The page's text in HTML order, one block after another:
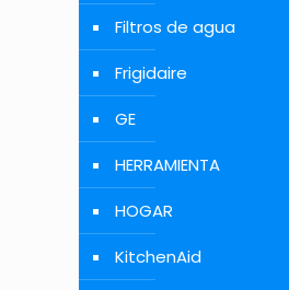
Filtros de agua
Frigidaire
GE
HERRAMIENTA
HOGAR
KitchenAid